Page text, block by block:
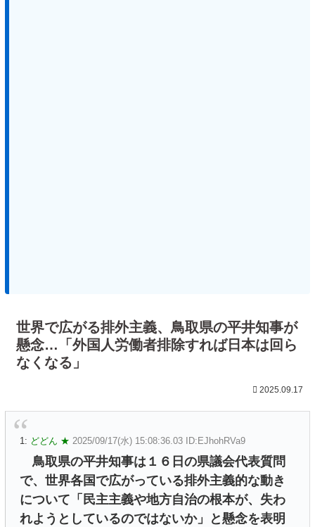
世界で広がる排外主義、鳥取県の平井知事が
懸念…「外国人労働者排除すれば日本は回ら
なくなる」
2025.09.17
1: どどん ★ 2025/09/17(水) 15:08:36.03 ID:EJhohRVa9
鳥取県の平井知事は１６日の県議会代表質問
で、世界各国で広がっている排外主義的な動き
について「民主主義や地方自治の根本が、失わ
れようとしているのではないか」と懸念を表明